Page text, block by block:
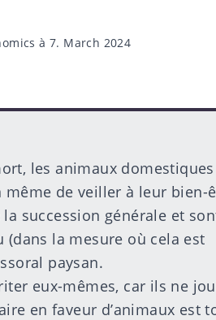
à 7. March 2024
les animaux
de veiller à leur bien-
succession générale et
(dans la mesure où cela est
paysan.
eux-mêmes, car ils ne
en faveur d’animaux est